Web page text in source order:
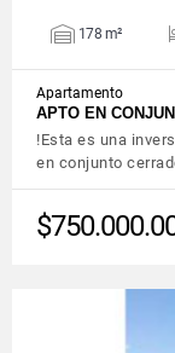
178 m²
Apartamento
APTO EN
!Esta es una
en conjunto